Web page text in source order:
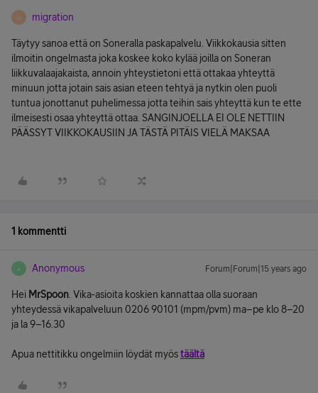
M migration
Täytyy sanoa että on Soneralla paskapalvelu. Viikkokausia sitten
ilmoitin ongelmasta joka koskee koko kylää joilla on Soneran
liikkuvalaajakaista, annoin yhteystietoni että ottakaa yhteyttä
minuun jotta jotain sais asian eteen tehtyä ja nytkin olen puoli
tuntua jonottanut puhelimessa jotta teihin sais yhteyttä kun te ette
ilmeisesti osaa yhteyttä ottaa. SANGINJOELLA EI OLE NETTIIN
PÄÄSSYT VIIKKOKAUSIIN JA TÄSTÄ PITÄIS VIELÄ MAKSAA
1 kommentti
A Anonymous Forum|Forum|15 years ago
Hei MrSpoon . Vika-asioita koskien kannattaa olla suoraan
yhteydessä vikapalveluun 0206 90101 (mpm/pvm) ma–pe klo 8–20
ja la 9–16.30
Apua nettitikku ongelmiin löydät myöstäältä